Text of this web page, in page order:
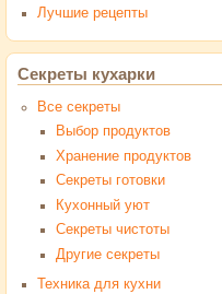
Лучшие рецепты
Секреты кухарки
Все секреты
Выбор продуктов
Хранение продуктов
Секреты готовки
Кухонный уют
Секреты чистоты
Другие секреты
Техника для кухни